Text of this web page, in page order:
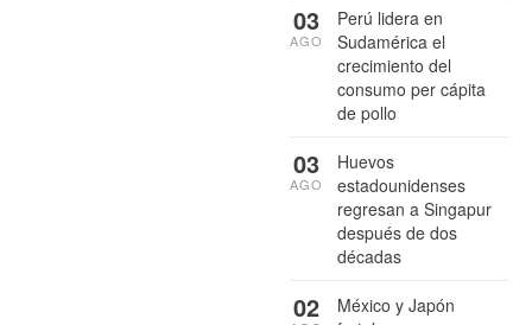
Perú lidera en
Sudamérica el
crecimiento del
consumo per cápita
de pollo
03
AGO
Huevos
estadounidenses
regresan a Singapur
después de dos
décadas
03
AGO
México y Japón
02